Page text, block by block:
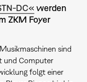
DC« werden
ZKM Foyer
sind
und Computer
folgt einer